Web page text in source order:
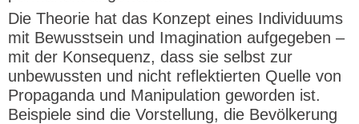
Die Theorie hat das Konzept eines Individuums
mit Bewusstsein und Imagination aufgegeben –
mit der Konsequenz, dass sie selbst zur
unbewussten und nicht reflektierten Quelle von
Propaganda und Manipulation geworden ist.
Beispiele sind die Vorstellung, die Bevölkerung